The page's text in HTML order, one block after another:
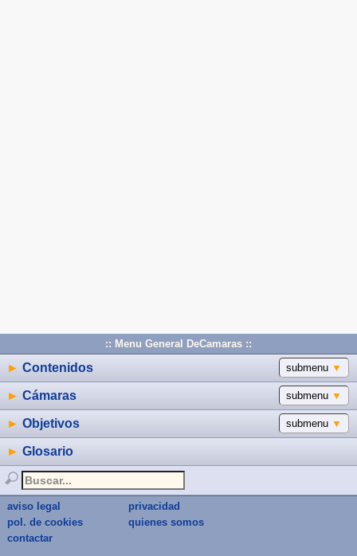
:: Menu General DeCamaras ::
submenu ▼
► Contenidos
submenu ▼
► Cámaras
submenu ▼
► Objetivos
► Glosario
aviso legal
privacidad
pol. de cookies
quienes somos
contactar